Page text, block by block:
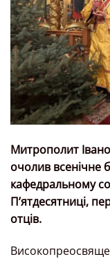
Митрополит
очолив всенічне
кафедральному
Пʼятдесятниці,
отців.